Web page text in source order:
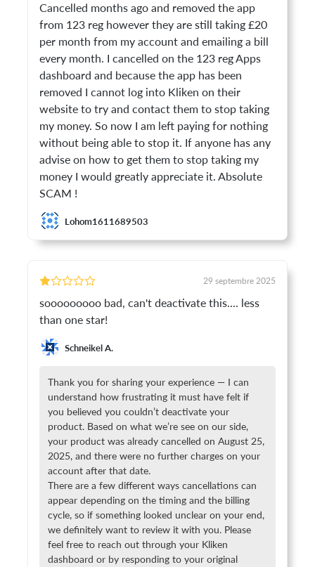
Cancelled months ago and removed the app
from 123 reg however they are still taking £20
per month from my account and emailing a bill
every month. I cancelled on the 123 reg Apps
dashboard and because the app has been
removed I cannot log into Kliken on their
website to try and contact them to stop taking
my money. So now I am left paying for nothing
without being able to stop it. If anyone has any
advise on how to get them to stop taking my
money I would greatly appreciate it. Absolute
SCAM !
Lohom1611689503
29 septembre 2025
sooooooooo bad, can't deactivate this.... less
than one star!
Schneikel A.
Thank you for sharing your experience — I can
understand how frustrating it must have felt if
you believed you couldn’t deactivate your
product. Based on what we’re see on our side,
your product was already cancelled on August 25,
2025, and there were no further charges on your
account after that date.
There are a few different ways cancellations can
appear depending on the timing and the billing
cycle, so if something looked unclear on your end,
we definitely want to review it with you. Please
feel free to reach out through your Kliken
dashboard or by responding to your original